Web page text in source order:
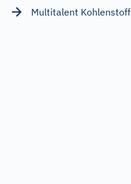
Multitalent Kohlenstoff